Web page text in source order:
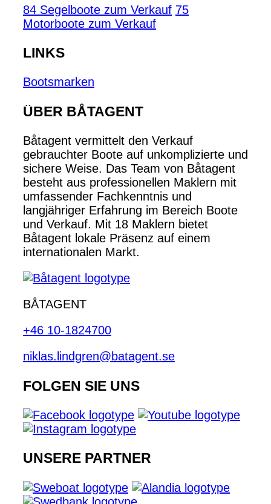
84 Segelboote zum Verkauf 75
Motorboote zum Verkauf
LINKS
Bootsmarken
ÜBER BÅTAGENT
Båtagent vermittelt den Verkauf
gebrauchter Boote auf unkomplizierte und
sichere Weise. Das Team von Båtagent
besteht aus professionellen Maklern mit
umfassender Fachkenntnis und
langjähriger Erfahrung im Bereich Boote
und Verkauf. Mit 18 Maklern bietet
Båtagent lokale Präsenz auf einem
internationalen Markt.
BÅTAGENT
+46 10-1824700
niklas.lindgren@batagent.se
FOLGEN SIE UNS
UNSERE PARTNER